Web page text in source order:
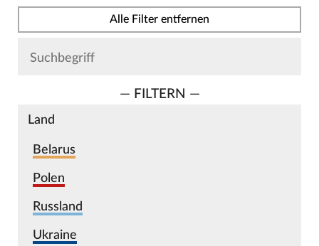
Alle Filter entfernen
— FILTERN —
Land
Belarus
Polen
Russland
Ukraine